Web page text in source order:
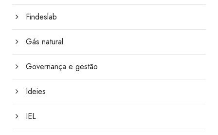
Findeslab
Gás natural
Governança e gestão
Ideies
IEL